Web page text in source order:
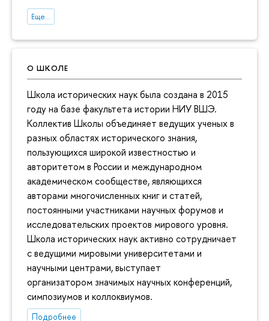
Еще...
О ШКОЛЕ
Школа исторических наук была создана в 2015
году на базе факультета истории НИУ ВШЭ.
Коллектив Школы объединяет ведущих ученых в
разных областях исторического знания,
пользующихся широкой известностью и
авторитетом в России и международном
академическом сообществе, являющихся
авторами многочисленных книг и статей,
постоянными участниками научных форумов и
исследовательских проектов мирового уровня.
Школа исторических наук активно сотрудничает
с ведущими мировыми университетами и
научными центрами, выступает
организатором значимых научных конференций,
симпозиумов и коллоквиумов.
Подробнее